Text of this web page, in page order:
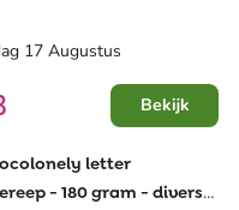
17 Augustus
Bekijk
letter
- 180 gram - diverse